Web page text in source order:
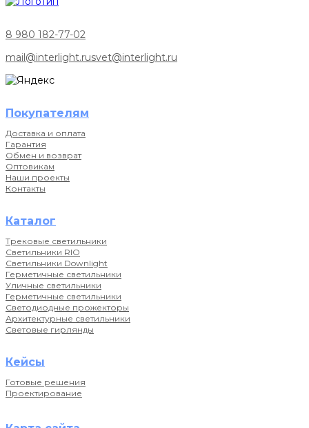
8 980 182-77-02
mail@interlight.rusvet@interlight.ru
Покупателям
Доставка и оплата
Гарантия
Обмен и возврат
Оптовикам
Наши проекты
Контакты
Каталог
Трековые светильники
Светильники RIO
Светильники Downlight
Герметичные светильники
Уличные светильники
Герметичные светильники
Светодиодные прожекторы
Архитектурные светильники
Световые гирлянды
Кейсы
Готовые решения
Проектирование